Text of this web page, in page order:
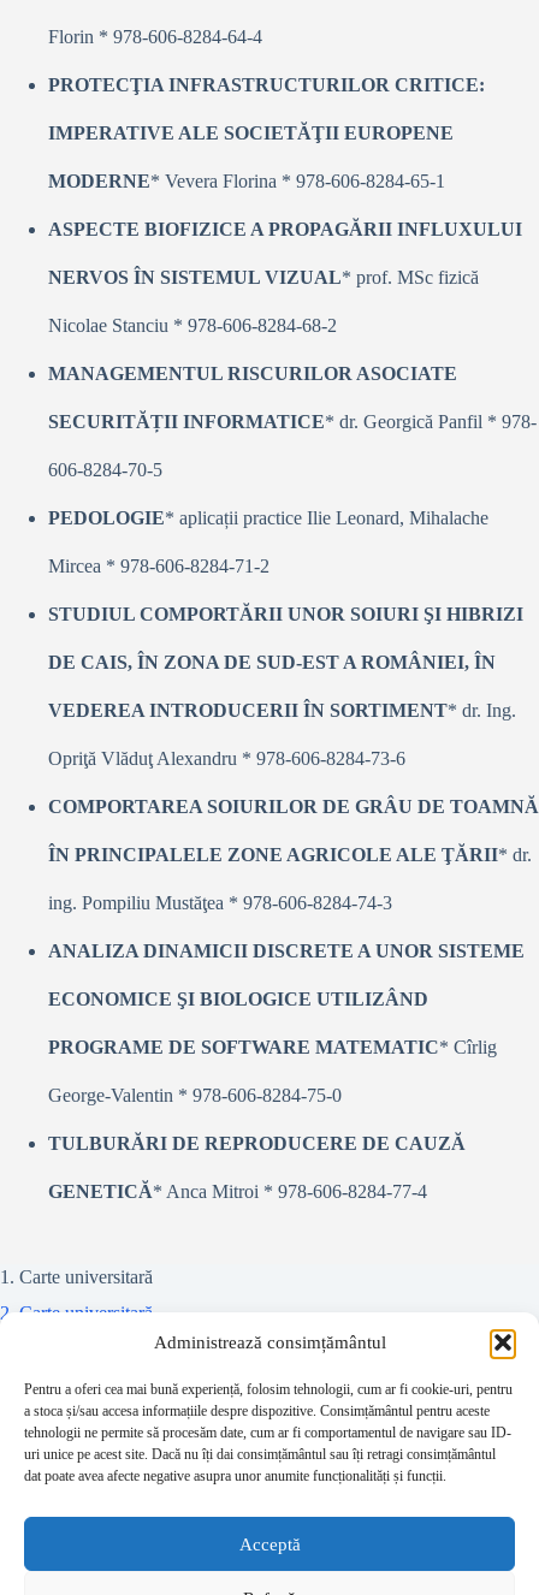
Administrează consimțământul
Pentru a oferi cea mai bună experiență, folosim tehnologii, cum ar fi cookie-uri, pentru
a stoca și/sau accesa informațiile despre dispozitive. Consimțământul pentru aceste
tehnologii ne permite să procesăm date, cum ar fi comportamentul de navigare sau ID-
uri unice pe acest site. Dacă nu îți dai consimțământul sau îți retragi consimțământul
dat poate avea afecte negative asupra unor anumite funcționalități și funcții.
Acceptă
Florin * 978-606-8284-64-4
PROTECŢIA INFRASTRUCTURILOR CRITICE:
IMPERATIVE ALE SOCIETĂŢII EUROPENE
MODERNE* Vevera Florina * 978-606-8284-65-1
ASPECTE BIOFIZICE A PROPAGĂRII INFLUXULUI
NERVOS ÎN SISTEMUL VIZUAL* prof. MSc fizică
Nicolae Stanciu * 978-606-8284-68-2
MANAGEMENTUL RISCURILOR ASOCIATE
SECURITĂȚII INFORMATICE* dr. Georgică Panfil * 978-
606-8284-70-5
PEDOLOGIE* aplicații practice Ilie Leonard, Mihalache
Mircea * 978-606-8284-71-2
STUDIUL COMPORTĂRII UNOR SOIURI ŞI HIBRIZI
DE CAIS, ÎN ZONA DE SUD-EST A ROMÂNIEI, ÎN
VEDEREA INTRODUCERII ÎN SORTIMENT* dr. Ing.
Opriţă Vlăduţ Alexandru * 978-606-8284-73-6
COMPORTAREA SOIURILOR DE GRÂU DE TOAMNĂ
ÎN PRINCIPALELE ZONE AGRICOLE ALE ŢĂRII* dr.
ing. Pompiliu Mustăţea * 978-606-8284-74-3
ANALIZA DINAMICII DISCRETE A UNOR SISTEME
ECONOMICE ŞI BIOLOGICE UTILIZÂND
PROGRAME DE SOFTWARE MATEMATIC* Cîrlig
George-Valentin * 978-606-8284-75-0
TULBURĂRI DE REPRODUCERE DE CAUZĂ
GENETICĂ* Anca Mitroi * 978-606-8284-77-4
1. Carte universitară
2. Carte universitară
Colectiv referenți
Juridic
Beletristică
Despre editură
Prețuri